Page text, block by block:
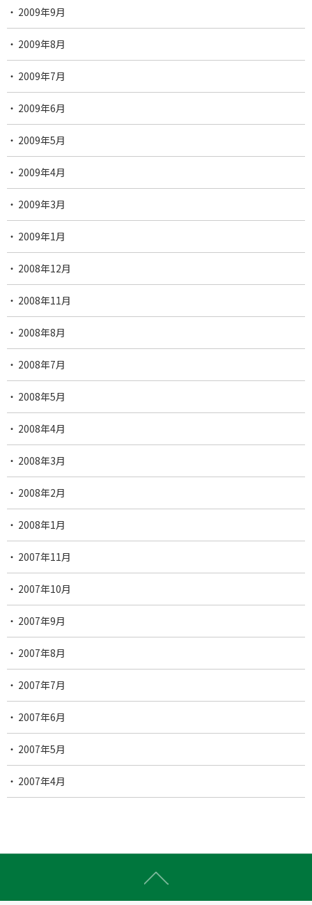
2009年9月
2009年8月
2009年7月
2009年6月
2009年5月
2009年4月
2009年3月
2009年1月
2008年12月
2008年11月
2008年8月
2008年7月
2008年5月
2008年4月
2008年3月
2008年2月
2008年1月
2007年11月
2007年10月
2007年9月
2007年8月
2007年7月
2007年6月
2007年5月
2007年4月